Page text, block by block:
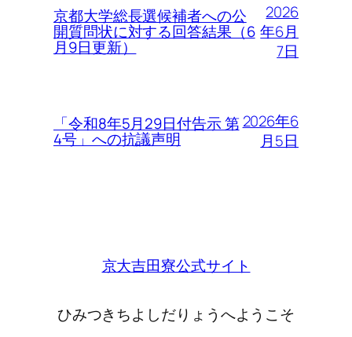
京都大学総長選候補者への公
開質問状に対する回答結果（6
月9日更新）
2026
年6月
7日
「令和8年5月29日付告示 第
4号」への抗議声明
2026年6
月5日
京大吉田寮公式サイト
ひみつきちよしだりょうへようこそ